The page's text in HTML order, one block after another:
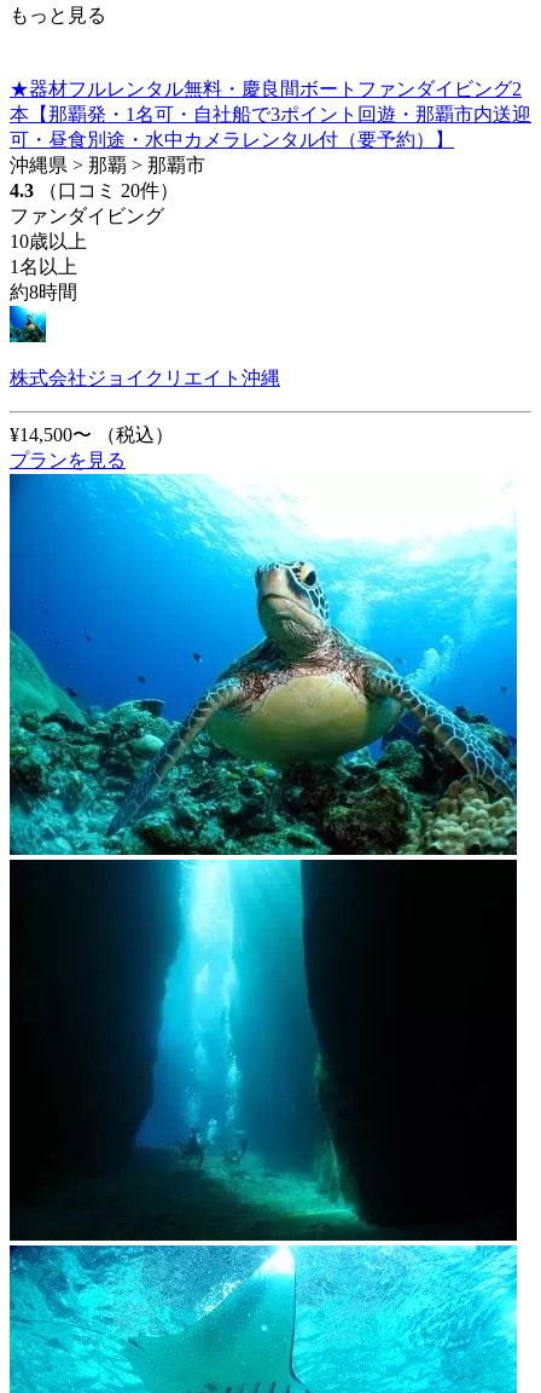
もっと見る
★器材フルレンタル無料・慶良間ボートファンダイビング2
本【那覇発・1名可・自社船で3ポイント回遊・那覇市内送迎
可・昼食別途・水中カメラレンタル付（要予約）】
沖縄県 > 那覇 > 那覇市
4.3
（口コミ 20件）
ファンダイビング
10歳以上
1名以上
約8時間
株式会社ジョイクリエイト沖縄
¥14,500〜
（税込）
プランを見る